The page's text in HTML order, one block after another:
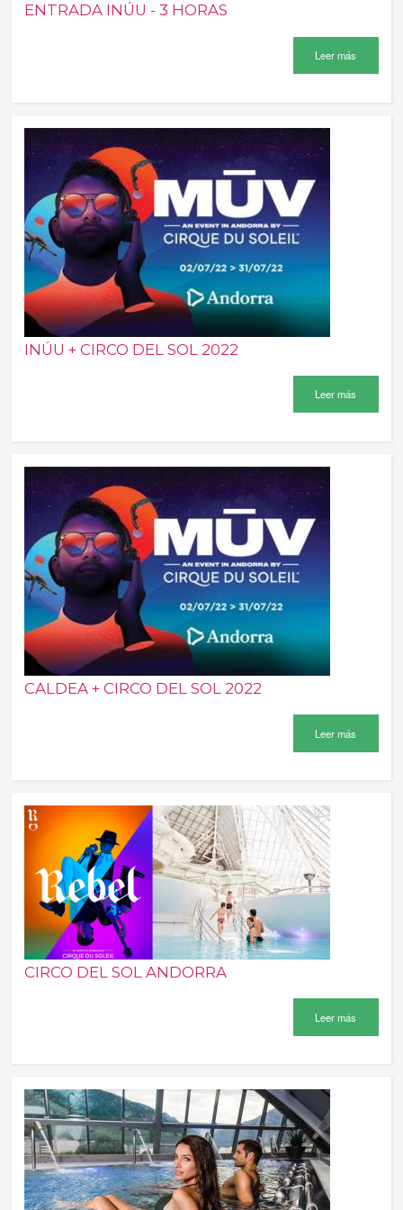
ENTRADA INÚU - 3 HORAS
Leer más
INÚU + CIRCO DEL SOL 2022
Leer más
CALDEA + CIRCO DEL SOL 2022
Leer más
CIRCO DEL SOL ANDORRA
Leer más